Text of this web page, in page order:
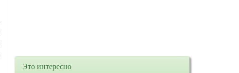
Это интересно